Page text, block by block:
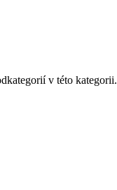
v této kategorii.